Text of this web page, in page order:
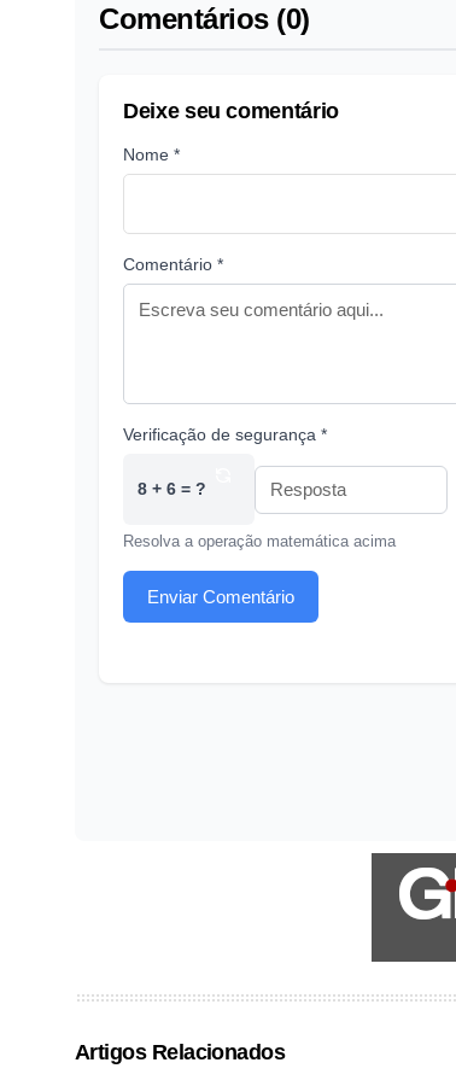
Comentários (0)
Deixe seu comentário
Nome *
Comentário *
Verificação de segurança *
8 + 6 = ?
Resolva a operação matemática acima
Enviar Comentário
Artigos Relacionados